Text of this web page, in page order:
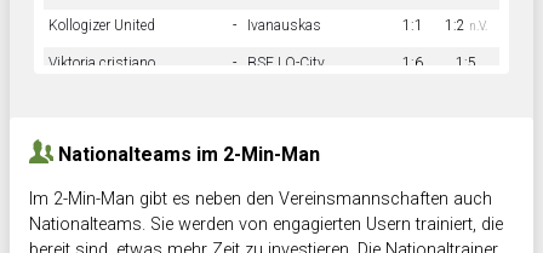
Kollogizer United - Ivanauskas 1:1 1:2 n.V.
Viktoria cristiano - BSF LO-City 1:6 1:5
Nationalteams im 2-Min-Man
Im 2-Min-Man gibt es neben den Vereinsmannschaften auch
Nationalteams. Sie werden von engagierten Usern trainiert, die